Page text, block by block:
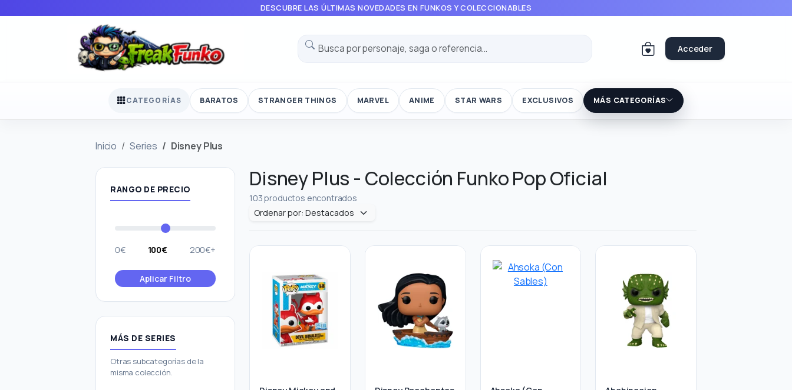
DESCUBRE LAS ÚLTIMAS NOVEDADES EN FUNKOS Y COLECCIONABLES
Acceder
CATEGORÍAS BARATOS STRANGER THINGS MARVEL ANIME STAR WARS EXCLUSIVOS MÁS CATEGORÍAS
Inicio Series Disney Plus
RANGO DE PRECIO
0€ 100€ 200€+
Aplicar Filtro
MÁS DE SERIES
Otras subcategorías de la
misma colección.
Disney Plus - Colección Funko Pop Oficial
103 productos encontrados